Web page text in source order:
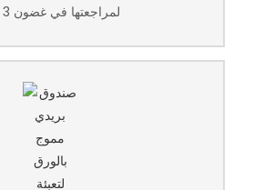
لمراجعتها في غضون 3 أيام